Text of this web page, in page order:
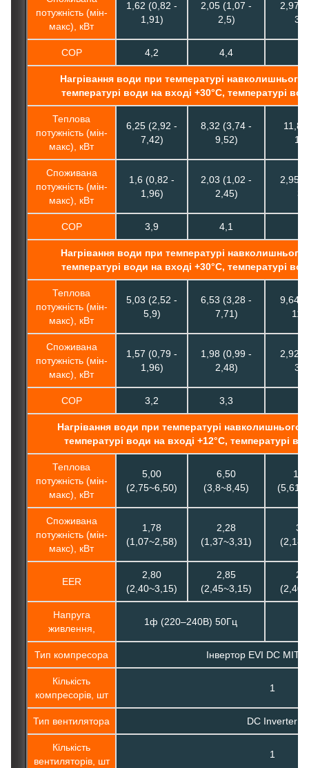
потужність (мін-
макс), кВт
1,62 (0,82 -
1,91)
2,05 (1,07 -
2,5)
2,97
COP 4,2 4,4
Нагрівання води при температурі
температурі води на вході +30°C, температурі
Теплова
потужність (мін-
макс), кВт
6,25 (2,92 -
7,42)
8,32 (3,74 -
9,52)
11,8
Споживана
потужність (мін-
макс), кВт
1,6 (0,82 -
1,96)
2,03 (1,02 -
2,45)
2,95
COP 3,9 4,1
Нагрівання води при температурі
температурі води на вході +30°C, температурі
Теплова
потужність (мін-
макс), кВт
5,03 (2,52 -
5,9)
6,53 (3,28 -
7,71)
9,64
Споживана
потужність (мін-
макс), кВт
1,57 (0,79 -
1,96)
1,98 (0,99 -
2,48)
2,92
COP 3,2 3,3
Нагрівання води при температурі навколишнього
температурі води на вході +12°C, температурі
Теплова
потужність (мін-
макс), кВт
5,00
(2,75~6,50)
6,50
(3,8~8,45)
Споживана
потужність (мін-
макс), кВт
1,78
(1,07~2,58)
2,28
(1,37~3,31)
EER
2,80
(2,40~3,15)
2,85
(2,45~3,15)
Напруга
живлення,
1ф (220–240В) 50Гц
Тип компресора Інвертор EVI DC
Кількість
компресорів, шт
1
Тип вентилятора DC Inverter
Кількість
вентиляторів, шт
1